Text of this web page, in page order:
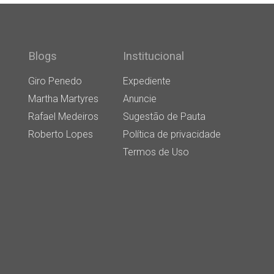
Blogs
Giro Penedo
Martha Martyres
Rafael Medeiros
Roberto Lopes
Institucional
Expediente
Anuncie
Sugestão de Pauta
Política de privacidade
Termos de Uso